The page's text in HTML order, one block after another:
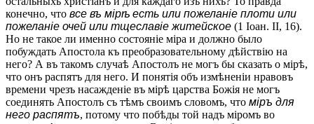
конечно, что все въ мірѣ есть или пожеланіе плоти или
пожеланіе очей или тщеславіе житейское (1 Іоан. II, 16).
Но не такое ли именно состояніе міра и должно было
побуждать Апостола къ преобразовательному дѣйствію на
него? А въ такомъ случаѣ Апостолъ не могъ бы сказать о мірѣ,
что онъ распятъ для него. И понятія объ измѣненіи нравовъ
времени чрезъ насажденіе въ мірѣ царства Божія не могъ
соединять Апостолъ съ тѣмъ своимъ словомъ, что міръ для
него распятъ, потому что побѣды той надъ міромъ во